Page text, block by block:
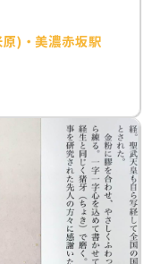
)・美濃赤坂駅